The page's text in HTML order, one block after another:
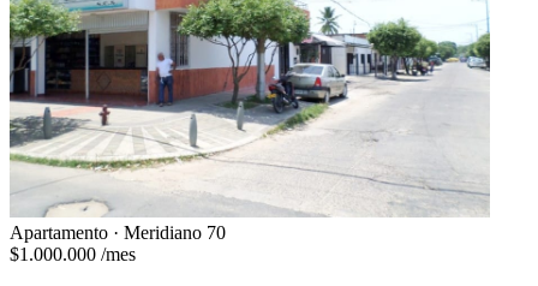
Apartamento · Meridiano 70
$1.000.000 /mes